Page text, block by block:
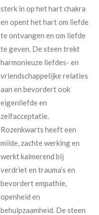
sterk in op het hart chakra
en opent het hart om liefde
te ontvangen en om liefde
te geven. De steen trekt
harmonieuze liefdes- en
vriendschappelijke relaties
aan en bevordert ook
eigenliefde en
zelfacceptatie.
Rozenkwarts heeft een
milde, zachte werking en
werkt kalmerend bij
verdriet en trauma’s en
bevordert empathie,
openheid en
behulpzaamheid. De steen